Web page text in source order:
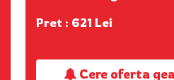
Pret : 621 Lei
Cere oferta